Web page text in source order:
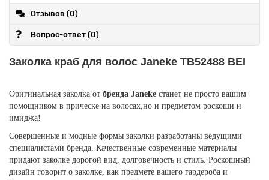
Отзывов (0)
Вопрос-ответ (0)
Заколка краб для волос Janeke TB52488 BEI
Оригинальная заколка от бренда Janeke станет не просто вашим
помощником в прическе на волосах,но и предметом роскоши и
имиджа!
Совершенные и модные формы заколки разработаны ведущими
специалистами бренда. Качественные современные материалы
придают заколке дорогой вид, долговечность и стиль. Роскошный
дизайн говорит о заколке, как предмете вашего гардероба и